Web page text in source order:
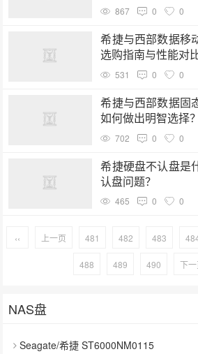
867 0 0
希捷与西部数据移
选购指南与性能对
531 0 0
希捷与西部数据固
如何做出明智选择？
702 0 0
希捷硬盘不认盘是
认盘问题？
465 0 0
‹‹ 上一页 481 482 483
488 489 490 下
NAS盘
Seagate/希捷 ST6000NM0115